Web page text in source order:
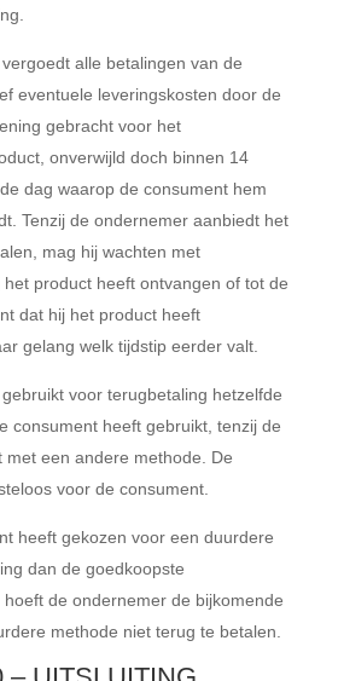
alle betalingen van de
eventuele leveringskosten door de
gebracht voor het
onverwijld doch binnen 14
dag waarop de consument hem
Tenzij de ondernemer aanbiedt het
mag hij wachten met
product heeft ontvangen of tot de
dat hij het product heeft
gelang welk tijdstip eerder valt.
voor terugbetaling hetzelfde
consument heeft gebruikt, tenzij de
met een andere methode. De
voor de consument.
heeft gekozen voor een duurdere
dan de goedkoopste
de ondernemer de bijkomende
methode niet terug te betalen.